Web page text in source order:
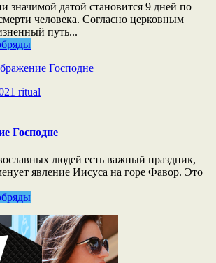
значимой датой становится 9 дней по
человека. Согласно церковным
путь...
ritual
Господне
людей есть важный праздник,
явление Иисуса на горе Фавор. Это